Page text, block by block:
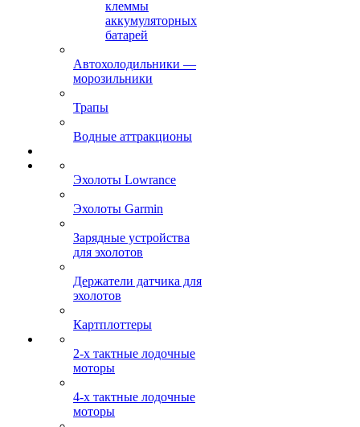
клеммы
аккумуляторных
батарей
Автохолодильники —
морозильники
Трапы
Водные аттракционы
Эхолоты Lowrance
Эхолоты Garmin
Зарядные устройства
для эхолотов
Держатели датчика для
эхолотов
Картплоттеры
2-х тактные лодочные
моторы
4-х тактные лодочные
моторы